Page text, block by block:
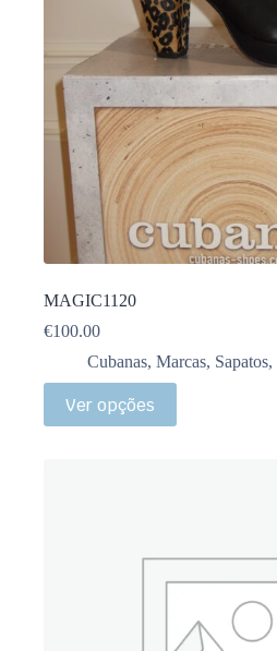
MAGIC1120
€100.00
Cubanas, Marcas, Sapatos,
Ver opções